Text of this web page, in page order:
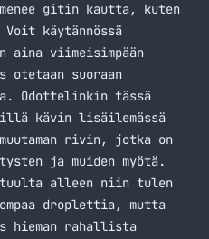
gitin kautta, kuten
käytännössä
aina viimeisimpään
suoraan
. Odottelinkin tässä
kävin lisäilemässä
rivin, jotka on
ja muiden myötä.
alleen niin tulen
droplettia, mutta
hieman rahallista